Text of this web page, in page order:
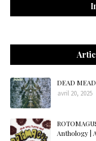
DEAD
avril 20, 2025
Anthology |